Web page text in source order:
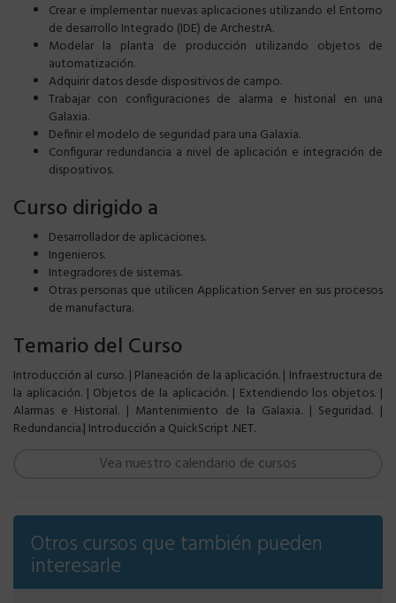
Crear e implementar nuevas aplicaciones utilizando el Entorno
de desarrollo Integrado (IDE) de ArchestrA.
Modelar la planta de producción utilizando objetos de
automatización.
Adquirir datos desde dispositivos de campo.
Trabajar con configuraciones de alarma e historial en una
Galaxia.
Definir el modelo de seguridad para una Galaxia.
Configurar redundancia a nivel de aplicación e integración de
dispositivos.
Curso dirigido a
Desarrollador de aplicaciones.
Ingenieros.
Integradores de sistemas.
Otras personas que utilicen Application Server en sus procesos
de manufactura.
Temario del Curso
Introducción al curso. | Planeación de la aplicación. | Infraestructura de
la aplicación. | Objetos de la aplicación. | Extendiendo los objetos. |
Alarmas e Historial. | Mantenimiento de la Galaxia. | Seguridad. |
Redundancia.| Introducción a QuickScript .NET.
Vea nuestro calendario de cursos
Otros cursos que también pueden
interesarle